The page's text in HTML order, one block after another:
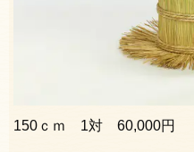
150ｃｍ 1対 60,000円